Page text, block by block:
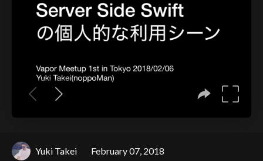
Yuki Takei February 07, 2018